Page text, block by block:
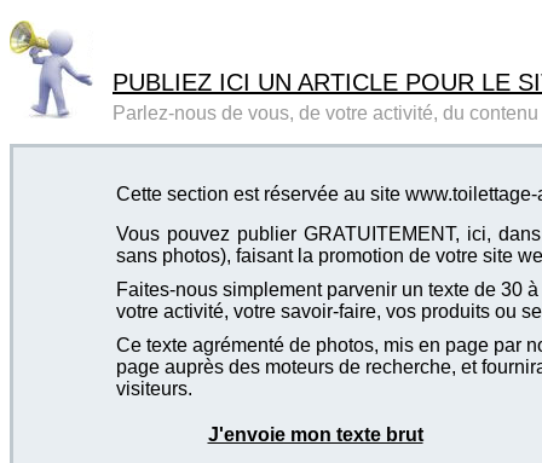
PUBLIEZ ICI UN ARTICLE POUR LE
Parlez-nous de vous, de votre activité, du
Cette section est réservée au site
Vous pouvez publier GRATUITEMENT, ici,
sans photos), faisant la promotion de votre site
Faites-nous simplement parvenir un texte de 30
votre activité, votre savoir-faire, vos produits ou
Ce texte agrémenté de photos, mis en page par
page auprès des moteurs de recherche, et
visiteurs.
J'envoie mon texte brut